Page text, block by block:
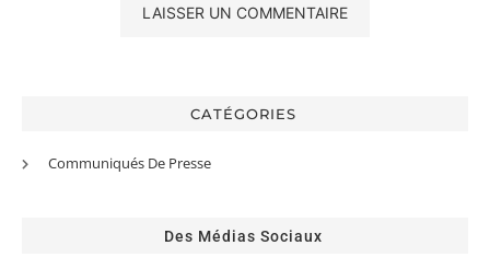
CATÉGORIES
Communiqués De Presse
Des Médias Sociaux